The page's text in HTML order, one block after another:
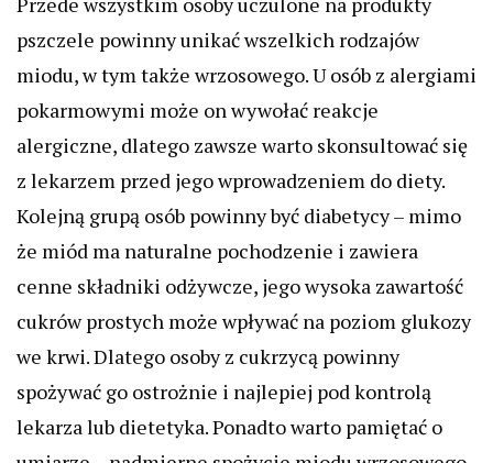
pszczele powinny unikać wszelkich rodzajów
miodu, w tym także wrzosowego. U osób z alergiami
pokarmowymi może on wywołać reakcje
alergiczne, dlatego zawsze warto skonsultować się
z lekarzem przed jego wprowadzeniem do diety.
Kolejną grupą osób powinny być diabetycy – mimo
że miód ma naturalne pochodzenie i zawiera
cenne składniki odżywcze, jego wysoka zawartość
cukrów prostych może wpływać na poziom glukozy
we krwi. Dlatego osoby z cukrzycą powinny
spożywać go ostrożnie i najlepiej pod kontrolą
lekarza lub dietetyka. Ponadto warto pamiętać o